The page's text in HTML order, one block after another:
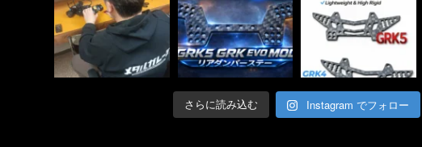
さらに読み込む Instagram でフォロー